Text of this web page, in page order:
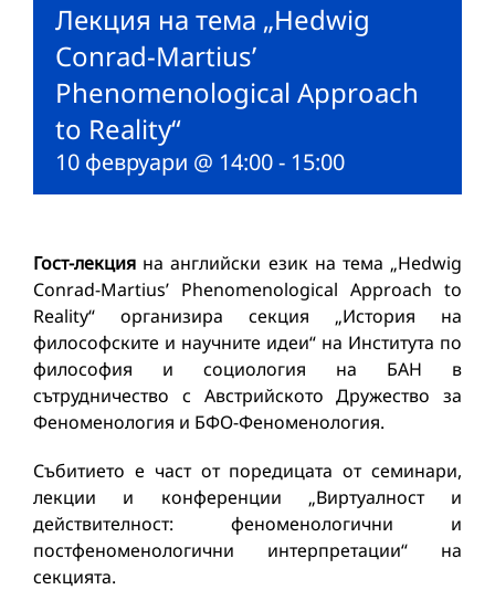
Лекция на тема „Hedwig
Conrad-Martius’
Phenomenological Approach
to Reality“
10 февруари @ 14:00- 15:00
Гост-лекция на английски език на тема „Hedwig
Conrad-Martius’ Phenomenological Approach to
Reality“ организира секция „История на
философските и научните идеи“ на Института по
философия и социология на БАН в
сътрудничество с Австрийското Дружество за
Феноменология и БФО-Феноменология.
Събитието е част от поредицата от семинари,
лекции и конференции „Виртуалност и
действителност: феноменологични и
постфеноменологични интерпретации“ на
секцията.